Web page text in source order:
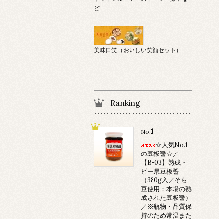
ど
美味口笑（おいしい笑顔セット）
Ranking
No.1
☆人気No.1
の豆板醤☆／
【B-03】熟成・
ピー県豆板醤
（380g入／そら
豆使用：本場の熟
成された豆板醤）
／※瓶物・品質保
持のため常温また